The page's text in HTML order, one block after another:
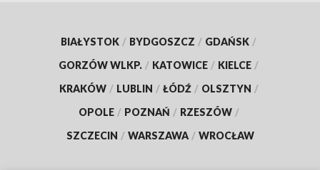
BIAŁYSTOK / BYDGOSZCZ / GDAŃSK /
GORZÓW WLKP. / KATOWICE / KIELCE /
KRAKÓW / LUBLIN / ŁÓDŹ / OLSZTYN /
OPOLE / POZNAŃ / RZESZÓW /
SZCZECIN / WARSZAWA / WROCŁAW